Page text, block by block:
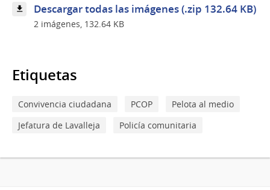
Descargar todas las imágenes (.zip 132.64 KB)
2 imágenes, 132.64 KB
Etiquetas
Convivencia ciudadana PCOP
Pelota al medio
Jefatura de Lavalleja
Policía comunitaria